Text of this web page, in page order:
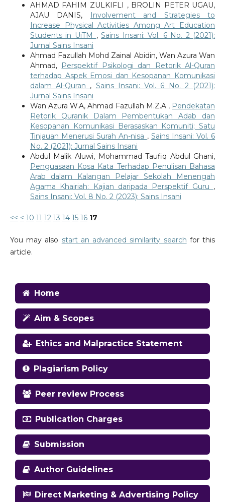
AHMAD FAHIM ZULKIFLI , BROLIN PETER UGAU,
AJAU DANIS,
Involvement and Strategies to
Increase Physical Activities Among Art Education
Students in UiTM ,Sains Insani: Vol. 6 No. 2 (2021):
Jurnal Sains Insani
Ahmad Fazullah Mohd Zainal Abidin, Wan Azura Wan
Ahmad, Perspektif Psikologi dan Retorik Al-Quran
terhadap Aspek Emosi dan Kesopanan Komunikasi
dalam Al-Quran , Sains Insani: Vol. 6 No. 2 (2021):
Jurnal Sains Insani
Wan Azura W.A, Ahmad Fazullah M.Z.A , Pendekatan
Retorik Quranik Dalam Pembentukan Adab dan
Kesopanan Komunikasi Berasaskan Komuniti; Satu
Tinjauan Menerusi Surah An-nisa , Sains Insani: Vol. 6
No. 2 (2021): Jurnal Sains Insani
Abdul Malik Aluwi, Mohammad Taufiq Abdul Ghani,
Penguasaan Kosa Kata Terhadap Penulisan Bahasa
Arab dalam Kalangan Pelajar Sekolah Menengah
Agama Khairiah: Kajian daripada Perspektif Guru ,
Sains Insani: Vol. 8 No. 2 (2023): Sains Insani
<< < 10 11 12 13 14 15 16 17
You may also start an advanced similarity search for this
article.
Home
Aim & Scopes
Ethics and Malpractice Statement
Plagiarism Policy
Peer review Process
Publication Charges
Submission
Author Guidelines
Direct Marketing & Advertising Policy